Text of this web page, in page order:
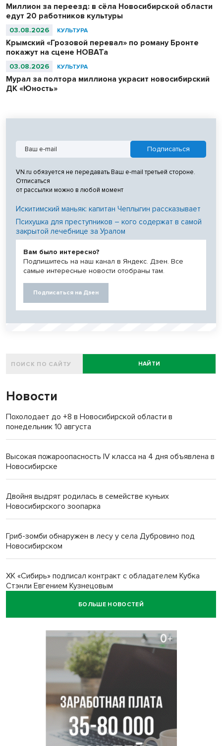
Миллион за переезд: в сёла Новосибирской области
едут 20 работников культуры
03.08.2026 КУЛЬТУРА
Крымский «Грозовой перевал» по роману Бронте
покажут на сцене НОВАТа
03.08.2026 КУЛЬТУРА
Мурал за полтора миллиона украсит новосибирский
ДК «Юность»
VN.ru обязуется не передавать Ваш e-mail третьей стороне.
Отписаться
от рассылки можно в любой момент
Искитимский маньяк: капитан Чеплыгин рассказывает
Психушка для преступников – кого содержат в самой
закрытой лечебнице за Уралом
Вам было интересно?
Подпишитесь на наш канал в Яндекс. Дзен. Все
самые интересные новости отобраны там.
Подписаться на Дзен
НАЙТИ
Новости
Похолодает до +8 в Новосибирской области в
понедельник 10 августа
Высокая пожароопасность IV класса на 4 дня объявлена в
Новосибирске
Двойня выдрят родилась в семействе куньих
Новосибирского зоопарка
Гриб-зомби обнаружен в лесу у села Дубровино под
Новосибирском
ХК «Сибирь» подписал контракт с обладателем Кубка
Стэнли Евгением Кузнецовым
БОЛЬШЕ НОВОСТЕЙ